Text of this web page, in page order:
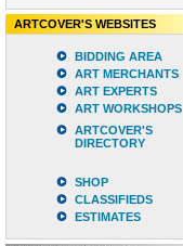
ARTCOVER'S WEBSITES
BIDDING AREA
ART MERCHANTS
ART EXPERTS
ART WORKSHOPS
ARTCOVER'S
DIRECTORY
SHOP
CLASSIFIEDS
ESTIMATES